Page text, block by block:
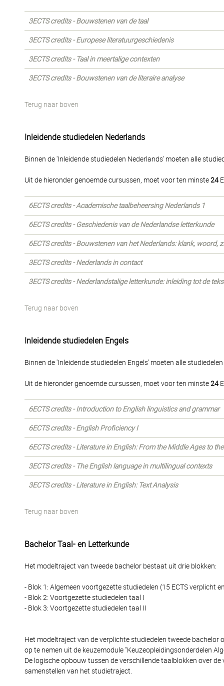
3ECTS credits - Bouwstenen van de taal
3ECTS credits - Europese literatuurgeschiedenis
3ECTS credits - Taal in meertalige contexten
3ECTS credits - Bouwstenen van de literaire analyse
Terug naar boven
Inleidende studiedelen Nederlands
Binnen de 'Inleidende studiedelen Nederlands' moeten alle
Uit de hieronder genoemde cursussen, moet voor ten minste24
6ECTS credits - Academische taalbeheersing Nederlands 1
6ECTS credits - Geschiedenis van de Nederlandse letterkunde
6ECTS credits - Bouwstenen van het Nederlands: klank, woord,
3ECTS credits - Nederlands in contact
3ECTS credits - Nederlandstalige letterkunde: inleiding tot de
Terug naar boven
Inleidende studiedelen Engels
Binnen de 'Inleidende studiedelen Engels' moeten alle
Uit de hieronder genoemde cursussen, moet voor ten minste24
6ECTS credits - Introduction to English linguistics and grammar
6ECTS credits - English Proficiency I
6ECTS credits - Literature in English: From the Middle Ages to
3ECTS credits - The English language in multilingual contexts
3ECTS credits - Literature in English: Text Analysis
Terug naar boven
Bachelor Taal- en Letterkunde
Het modeltraject van tweede bachelor bestaat uit drie blokken:
- Blok 1: Algemeen voortgezette studiedelen (15 ECTS verplicht
- Blok 2: Voortgezette studiedelen taal I
- Blok 3: Voortgezette studiedelen taal II
Het modeltraject van de verplichte studiedelen tweede bachelor
op te nemen uit de keuzemodule "Keuzeopleidingsonderdelen
De logische opbouw tussen de verschillende taalblokken over
samenstellen van het studietraject.